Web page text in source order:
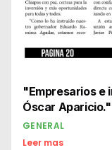
"Empresarios e
GENERAL
Leer mas